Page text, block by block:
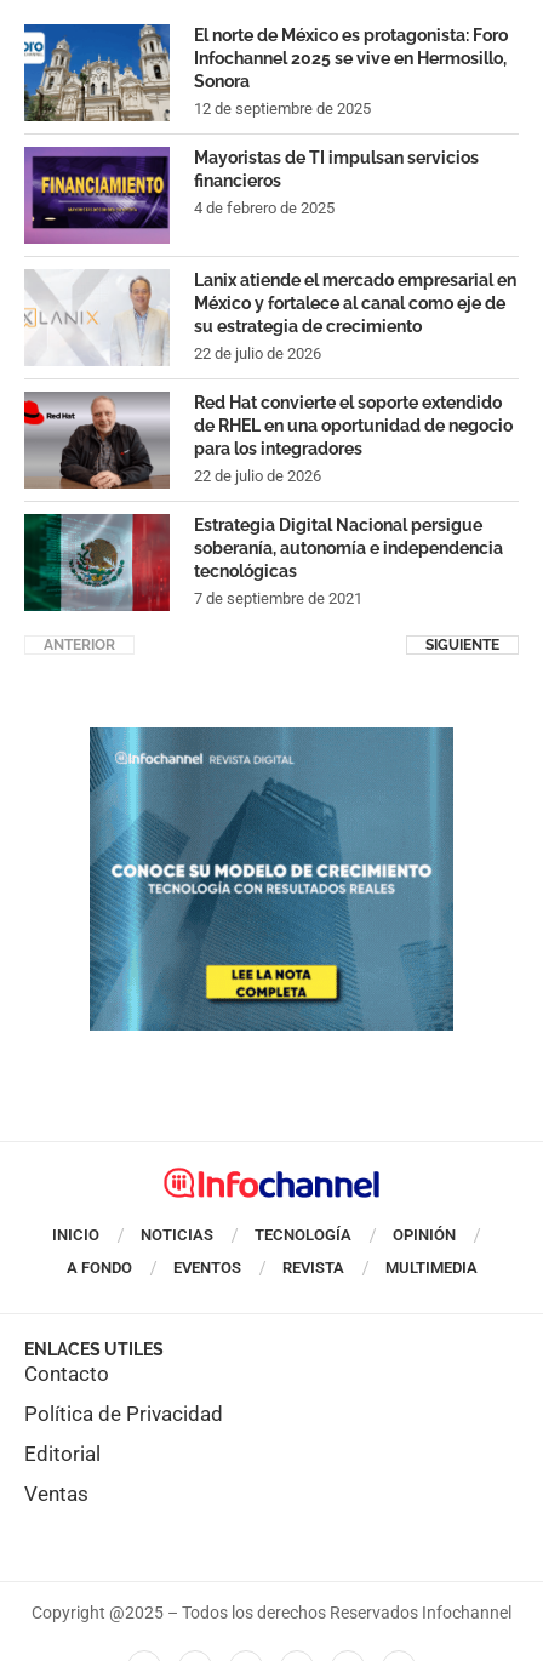
El norte de México es protagonista: Foro
Infochannel 2025 se vive en Hermosillo,
Sonora
12 de septiembre de 2025
Mayoristas de TI impulsan servicios
financieros
4 de febrero de 2025
Lanix atiende el mercado empresarial en
México y fortalece al canal como eje de
su estrategia de crecimiento
22 de julio de 2026
Red Hat convierte el soporte extendido
de RHEL en una oportunidad de negocio
para los integradores
22 de julio de 2026
Estrategia Digital Nacional persigue
soberanía, autonomía e independencia
tecnológicas
7 de septiembre de 2021
ANTERIOR SIGUIENTE
INICIO NOTICIAS TECNOLOGÍA
OPINIÓN
A FONDO
EVENTOS REVISTA MULTIMEDIA
ENLACES UTILES
Contacto
Política de Privacidad
Editorial
Ventas
Copyright @2025 – Todos los derechos Reservados Infochannel